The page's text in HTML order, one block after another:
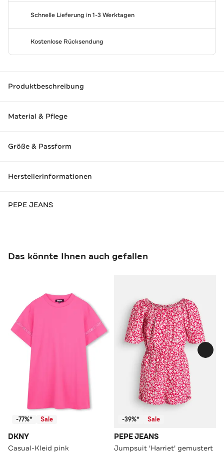
Schnelle Lieferung in 1-3 Werktagen
Kostenlose Rücksendung
Produktbeschreibung
Material & Pflege
Größe & Passform
Herstellerinformationen
PEPE JEANS
Das könnte Ihnen auch gefallen
-77%* Sale
DKNY
Casual-Kleid pink
-39%* Sale
PEPE JEANS
Jumpsuit 'Harriet' gemustert